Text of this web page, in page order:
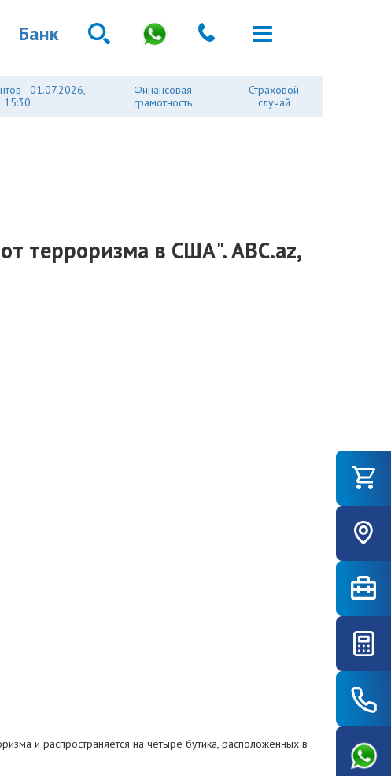
Банк
- 01.07.2026,
15:30
Финансовая
грамотность
Страховой
случай
терроризма в США". ABC.az,
и распространяется на четыре бутика, расположенных в